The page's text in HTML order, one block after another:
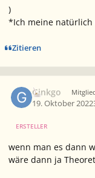
)
*Ich meine natürlich
Zitieren
Ginkgo
19. Oktober 2022
ERSTELLER
wenn man es dann
wäre dann ja